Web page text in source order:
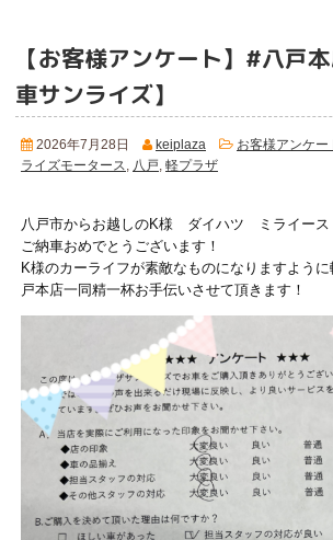
【お客様アンケート】#八戸
車サンライズ】
2026年7月28日 keiplaza お客様アンケー
ライズモータース
八戸 軽プラザ
八戸市からお越しのK様 ダイハツ ミライース
ご納車おめでとうございます！
K様のカーライフが素敵なものになりますよう
戸本店一同精一杯お手伝いさせて頂きます！